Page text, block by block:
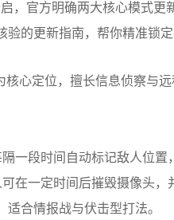
，官方明确两大核心模式
的更新指南，帮你精准锁定
心定位，擅长信息侦察与远
一段时间自动标记敌人位置
在一定时间后摧毁摄像头，
合情报战与伏击型打法。